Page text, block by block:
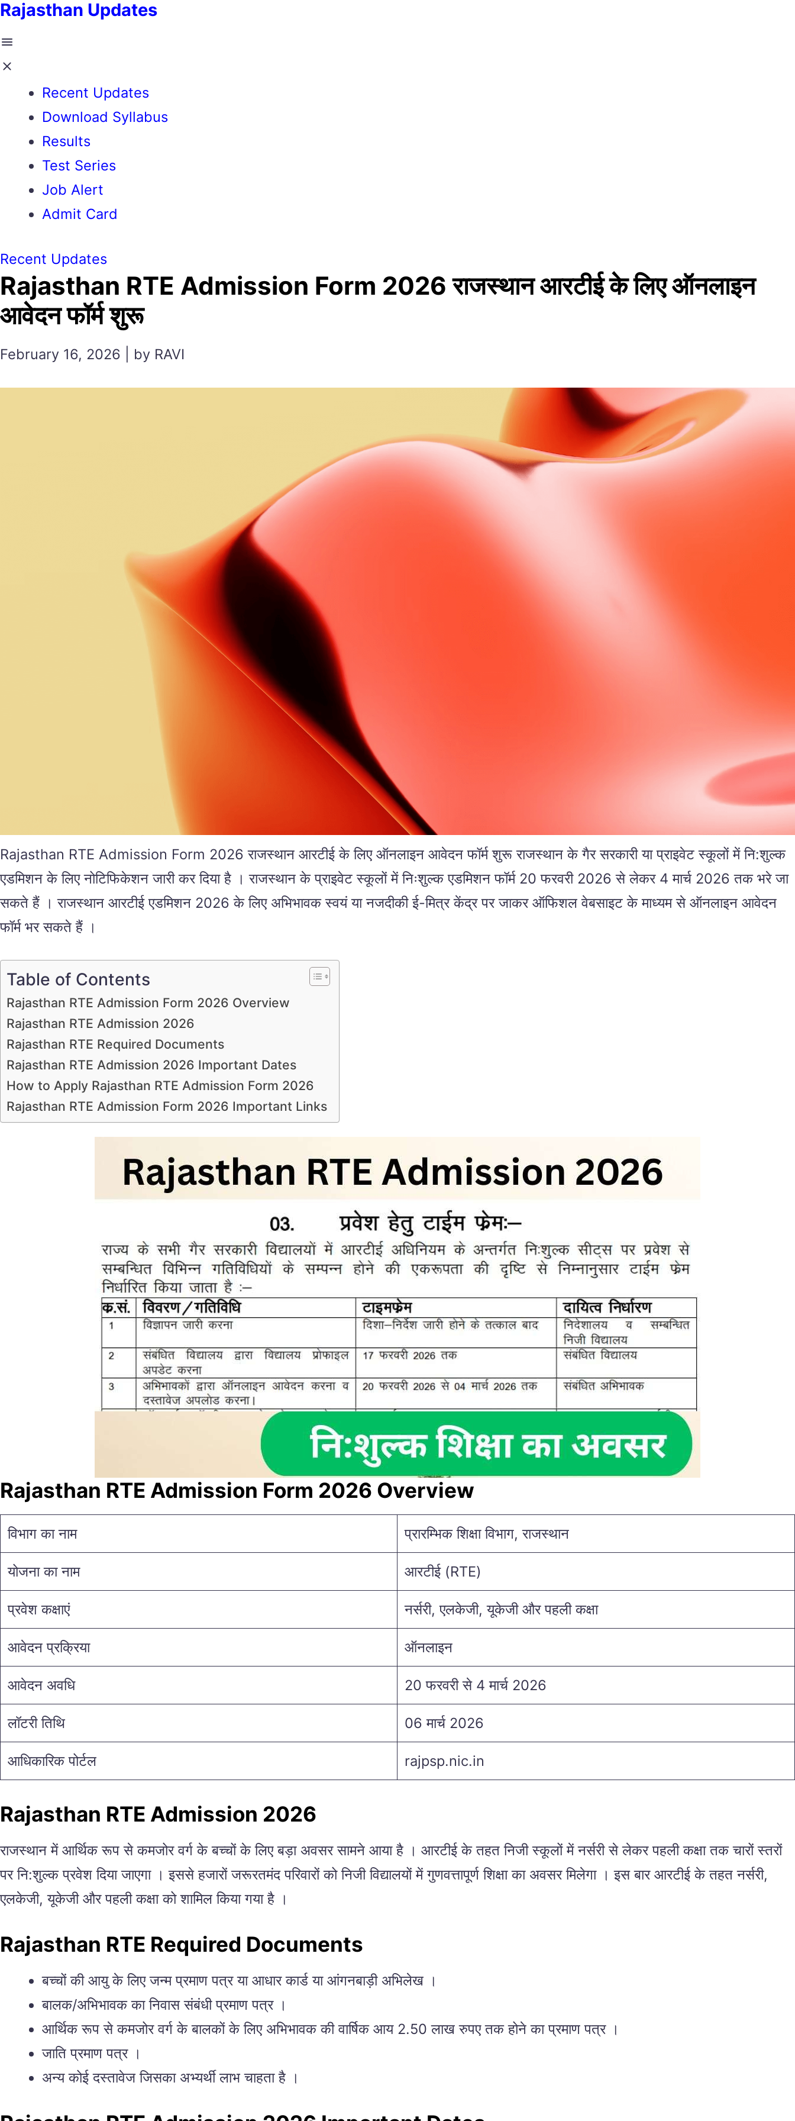
Rajasthan Updates
Recent Updates
Download Syllabus
Results
Test Series
Job Alert
Admit Card
Recent Updates
Rajasthan RTE Admission Form 2026 राजस्थान आरटीई के लिए ऑनलाइन
आवेदन फॉर्म शुरू
February 16, 2026 | by RAVI
Rajasthan RTE Admission Form 2026 राजस्थान आरटीई के लिए ऑनलाइन आवेदन फॉर्म शुरू राजस्थान के गैर सरकारी या प्राइवेट स्कूलों में नि:शुल्क
एडमिशन के लिए नोटिफिकेशन जारी कर दिया है । राजस्थान के प्राइवेट स्कूलों में निःशुल्क एडमिशन फॉर्म 20 फरवरी 2026 से लेकर 4 मार्च 2026 तक भरे जा
सकते हैं । राजस्थान आरटीई एडमिशन 2026 के लिए अभिभावक स्वयं या नजदीकी ई-मित्र केंद्र पर जाकर ऑफिशल वेबसाइट के माध्यम से ऑनलाइन आवेदन
फॉर्म भर सकते हैं ।
Table of Contents
Rajasthan RTE Admission Form 2026 Overview
Rajasthan RTE Admission 2026
Rajasthan RTE Required Documents
Rajasthan RTE Admission 2026 Important Dates
How to Apply Rajasthan RTE Admission Form 2026
Rajasthan RTE Admission Form 2026 Important Links
Rajasthan RTE Admission Form 2026 Overview
विभाग का नाम प्रारम्भिक शिक्षा विभाग, राजस्थान
योजना का नाम आरटीई (RTE)
प्रवेश कक्षाएं नर्सरी, एलकेजी, यूकेजी और पहली कक्षा
आवेदन प्रक्रिया ऑनलाइन
आवेदन अवधि 20 फरवरी से 4 मार्च 2026
लॉटरी तिथि 06 मार्च 2026
आधिकारिक पोर्टल rajpsp.nic.in
Rajasthan RTE Admission 2026
राजस्थान में आर्थिक रूप से कमजोर वर्ग के बच्चों के लिए बड़ा अवसर सामने आया है । आरटीई के तहत निजी स्कूलों में नर्सरी से लेकर पहली कक्षा तक चारों स्तरों
पर नि:शुल्क प्रवेश दिया जाएगा । इससे हजारों जरूरतमंद परिवारों को निजी विद्यालयों में गुणवत्तापूर्ण शिक्षा का अवसर मिलेगा । इस बार आरटीई के तहत नर्सरी,
एलकेजी, यूकेजी और पहली कक्षा को शामिल किया गया है ।
Rajasthan RTE Required Documents
बच्चों की आयु के लिए जन्म प्रमाण पत्र या आधार कार्ड या आंगनबाड़ी अभिलेख ।
बालक/अभिभावक का निवास संबंधी प्रमाण पत्र ।
आर्थिक रूप से कमजोर वर्ग के बालकों के लिए अभिभावक की वार्षिक आय 2.50 लाख रुपए तक होने का प्रमाण पत्र ।
जाति प्रमाण पत्र ।
अन्य कोई दस्तावेज जिसका अभ्यर्थी लाभ चाहता है ।